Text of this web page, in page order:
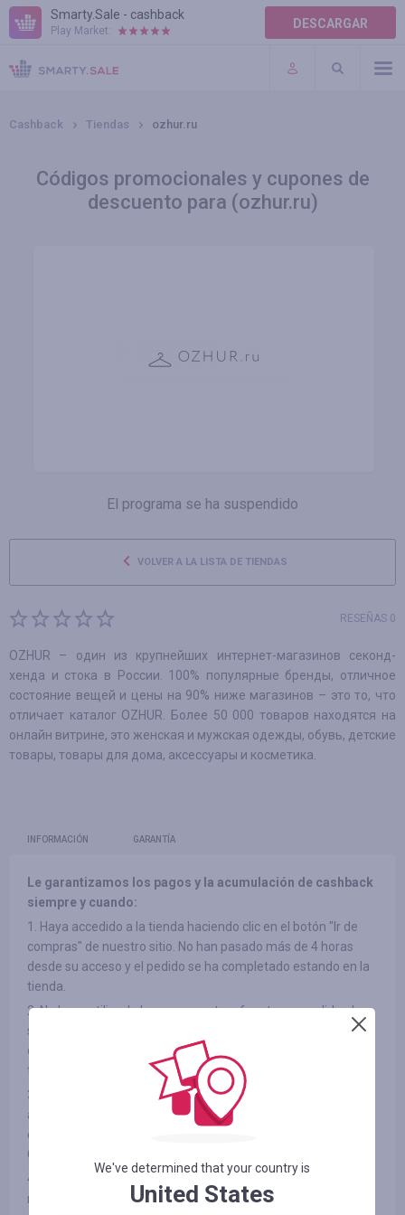
Smarty.Sale - cashback
Play Market: DESCARGAR
AYUDA
TÉRMINOS DE USO
Cashback Tiendas ozhur.ru
Códigos promocionales y cupones de
descuento para (ozhur.ru)
El programa se ha suspendido
VOLVER A LA LISTA DE TIENDAS
RESEÑAS 0
OZHUR – один из крупнейших интернет-магазинов секонд-
хенда и стока в России. 100% популярные бренды, отличное
состояние вещей и цены на 90% ниже магазинов – это то, что
отличает каталог OZHUR. Более 50 000 товаров находятся на
онлайн витрине, это женская и мужская одежды, обувь, детские
товары, товары для дома, аксессуары и косметика.
INFORMACIÓN GARANTÍA
Le garantizamos los pagos y la acumulación de cashback
siempre y cuando:
1. Haya accedido a la tienda haciendo clic en el botón "Ir de
compras" de nuestro sitio. No han pasado más de 4 horas
desde su acceso y el pedido se ha completado estando en la
tienda.
2. No haya utilizado banners en otras fuentes, accedido al
sitio a través de listas de correo de terceros ni ha utilizado
códigos promocionales de terceros a la hora de acceder a la
tienda.
3. El elemento que ha elegido participe en el cashback (en
algunas tiendas, los productos pueden estar divididos por
categorías, consulte la pestaña "INFORMACIÓN/TÉRMINOS Y
CONDICIONES")
4. No haya rechazado el producto adquirido por ningún
motivo después del pago.
We've determined that your country is
United States